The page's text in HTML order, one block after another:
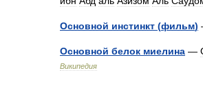
Основной инстинкт (фильм)
Основной белок миелина —
Википедия